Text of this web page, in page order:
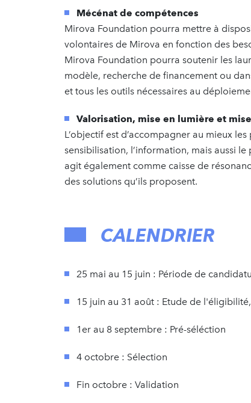
Mécénat de compétences
Mirova Foundation pourra mettre à
volontaires de Mirova en fonction des
Mirova Foundation pourra soutenir les
modèle, recherche de financement ou
et tous les outils nécessaires au
Valorisation, mise en lumière et
L’objectif est d’accompagner au mieux
sensibilisation, l’information, mais aussi
agit également comme caisse de
des solutions qu’ils proposent.
CALENDRIER
25 mai au 15 juin : Période de
15 juin au 31 août : Etude de
1er au 8 septembre : Pré-séléction
4 octobre : Sélection
Fin octobre : Validation